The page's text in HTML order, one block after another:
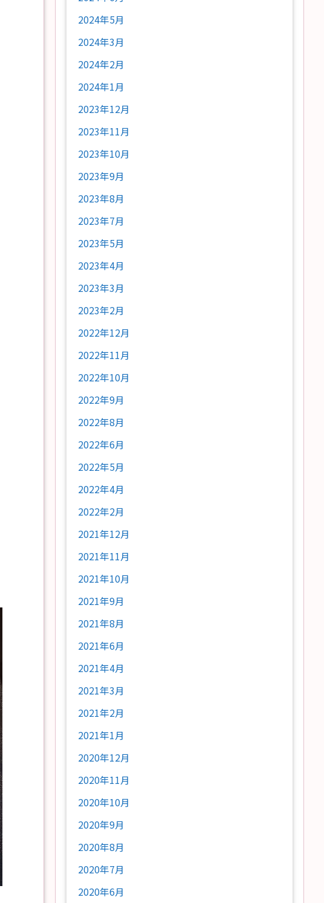
2024年5月
2024年3月
2024年2月
2024年1月
2023年12月
2023年11月
2023年10月
2023年9月
2023年8月
2023年7月
2023年5月
2023年4月
2023年3月
2023年2月
2022年12月
2022年11月
2022年10月
2022年9月
2022年8月
2022年6月
2022年5月
2022年4月
2022年2月
2021年12月
2021年11月
2021年10月
2021年9月
2021年8月
2021年6月
2021年4月
2021年3月
2021年2月
2021年1月
2020年12月
2020年11月
2020年10月
2020年9月
2020年8月
2020年7月
2020年6月